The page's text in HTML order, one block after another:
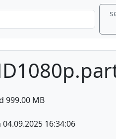
999.00 MB
16:34:06